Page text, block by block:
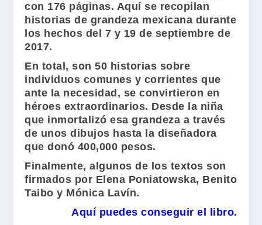
con 176 páginas. Aquí se recopilan
historias de grandeza mexicana durante
los hechos del 7 y 19 de septiembre de
2017.
En total, son 50 historias sobre
individuos comunes y corrientes que
ante la necesidad, se convirtieron en
héroes extraordinarios. Desde la niña
que inmortalizó esa grandeza a través
de unos dibujos hasta la diseñadora
que donó 400,000 pesos.
Finalmente, algunos de los textos son
firmados por Elena Poniatowska, Benito
Taibo y Mónica Lavín.
Aquí puedes conseguir el libro.